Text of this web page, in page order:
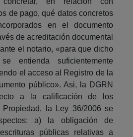
de pago, qué datos concretos
en el documento
de acreditación documental
el notario, «para que dicho
entienda suficientemente
el acceso al Registro de la
público». Asi, la DGRN
a la calificación de los
Propiedad, la Ley 36/2006 se
a) la obligación de
públicas relativas a